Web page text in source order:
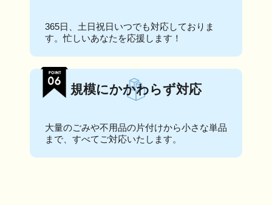
365日、土日祝日いつでも対応しておりま
す。忙しいあなたを応援します！
規模にかかわらず対応
大量のごみや不用品の片付けから小さな単品
まで、すべてご対応いたします。